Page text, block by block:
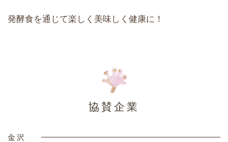
発酵食を通じて楽しく美味しく健康に！
協賛企業
金沢